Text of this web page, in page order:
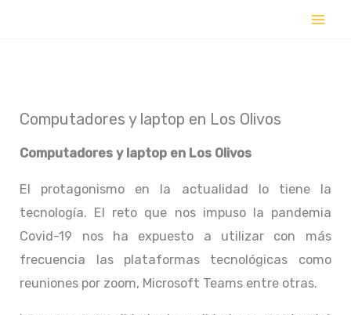
Computadores y laptop en Los Olivos
Computadores y laptop en Los Olivos
El protagonismo en la actualidad lo tiene la
tecnología. El reto que nos impuso la pandemia
Covid-19 nos ha expuesto a utilizar con más
frecuencia las plataformas tecnológicas como
reuniones por zoom, Microsoft Teams entre otras.